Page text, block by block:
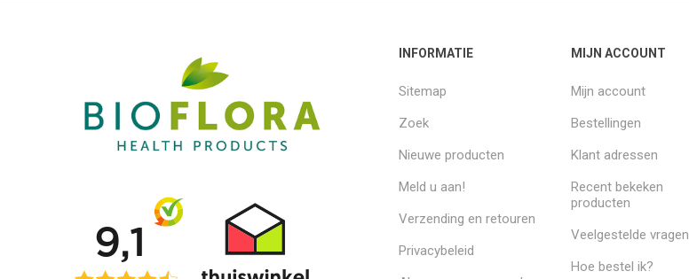
INFORMATIE
Sitemap
Zoek
Nieuwe producten
Meld u aan!
Verzending en retouren
Privacybeleid
MIJN ACCOUNT
Mijn account
Bestellingen
Klant adressen
Recent bekeken
producten
Veelgestelde vragen
Hoe bestel ik?